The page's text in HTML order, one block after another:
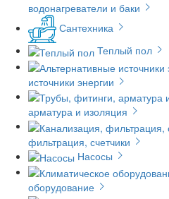
водонагреватели и баки
Сантехника
Теплый пол
источники энергии
арматура и изоляция
фильтрация, счетчики
Насосы
оборудование